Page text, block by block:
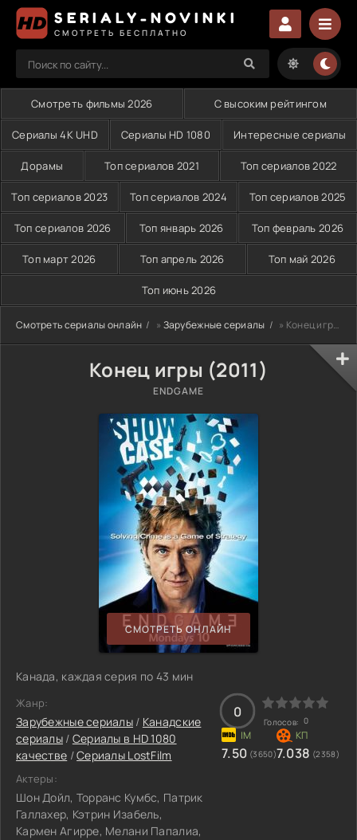
SERIALY-NOVINKI
СМОТРЕТЬ БЕСПЛАТНО
Смотреть фильмы 2026 С высоким рейтингом
Сериалы 4K UHD Сериалы HD 1080 Интересные сериалы
Дорамы Топ сериалов 2021 Топ сериалов 2022
Топ сериалов 2023 Топ сериалов 2024 Топ сериалов 2025
Топ сериалов 2026 Топ январь 2026 Топ февраль 2026
Топ март 2026 Топ апрель 2026 Топ май 2026
Топ июнь 2026
Смотреть сериалы онлайн » Зарубежные сериалы » Конец игры (2011)
Конец игры (2011)
ENDGAME
СМОТРЕТЬ ОНЛАЙН
Канада, каждая серия по 43 мин
Жанр:
Зарубежные сериалы / Канадские
сериалы/ Сериалы в HD 1080
качестве /Сериалы LostFilm
Актеры:
Шон Дойл, Торранс Кумбс, Патрик
Галлахер, Кэтрин Изабель,
Кармен Агирре, Мелани Папалиа,
0
Голосов: 0
7.50 (3650)7.038 (2358)